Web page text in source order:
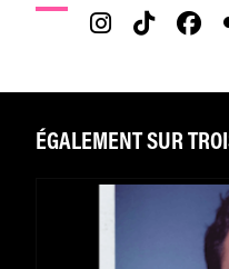
ÉGALEMENT SUR